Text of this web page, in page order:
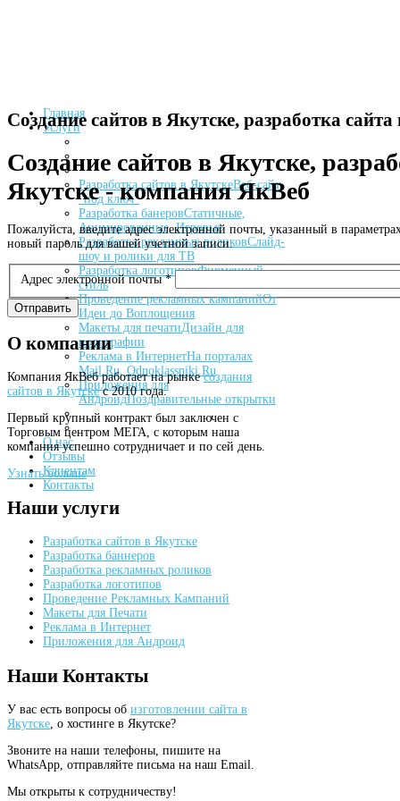
Главная
Услуги
Разработка сайтов в ЯкутскеВеб-сайт
"под ключ"
Разработка банеровСтатичные,
Анимированные, Игровые
Разработка рекламных роликовСлайд-
шоу и ролики для ТВ
Разработка логотиповФирменный
стиль
Проведение рекламных кампанийОт
Идеи до Воплощения
Макеты для печатиДизайн для
полиграфии
Реклама в ИнтернетНа порталах
Mail.Ru, Odnoklassniki.Ru
Приложения для
АндроидПоздравительные открытки
О нас
Отзывы
Клиентам
Контакты
Создание сайтов в Якутске, разработка
Создание сайтов в Якутске,
Якутске - компания ЯкВеб
Пожалуйста, введите адрес электронной почты, указанный в
новый пароль для вашей учетной записи.
Адрес электронной почты*
Отправить
О компании
Компания ЯкВеб работает на рынкесоздания
сайтов в Якутскес 2010 года.
Первый крупный контракт был заключен с
Торговым центром МЕГА, с которым наша
компания успешно сотрудничает и по сей день.
Узнать больше
Наши услуги
Разработка сайтов в Якутске
Разработка баннеров
Разработка рекламных роликов
Разработка логотипов
Проведение Рекламных Кампаний
Макеты для Печати
Реклама в Интернет
Приложения для Андроид
Наши Контакты
У вас есть вопросы об изготовлении сайта в
Якутске, о хостинге в Якутске?
Звоните на наши телефоны, пишите на
WhatsApp, отправляйте письма на наш Email.
Мы открыты к сотрудничеству!